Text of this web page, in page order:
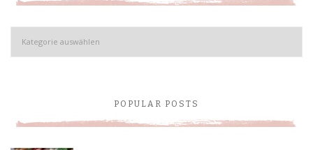
Kategorien
POPULAR POSTS